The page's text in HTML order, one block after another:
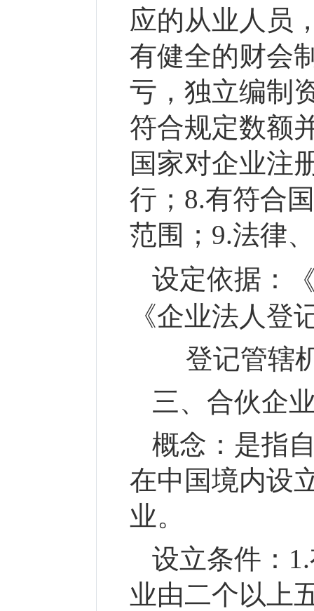
应的从业人员
有健全的财会
亏，独立编制
符合规定数额
国家对企业注
行；8.有符合
范围；9.法律
设定依据：
《企业法人登
登记管辖
三、合伙企
概念： 是指
在中国境内设
业。
设立条件：
业由二个以上